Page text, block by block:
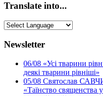
Translate into...
Newsletter
06/08 «Усі тварини
деякі тварини рівніші»
05/08 Святослав
«Таїнство священства у